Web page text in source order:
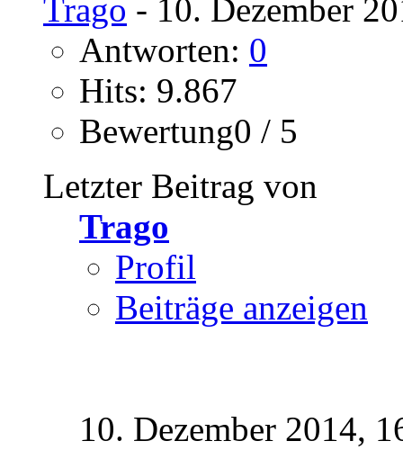
Trago - 10. Dezember
Antworten: 0
Hits: 9.867
Bewertung0 / 5
Letzter Beitrag von
Trago
Profil
Beiträge anzeigen
10. Dezember 2014,